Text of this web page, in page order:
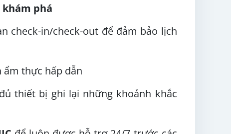
khám phá
check-in/check-out để đảm bảo lịch
ẩm thực hấp dẫn
thiết bị ghi lại những khoảnh khắc